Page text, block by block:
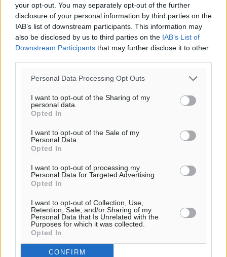
your opt-out. You may separately opt-out of the further
disclosure of your personal information by third parties on the
IAB’s list of downstream participants. This information may
also be disclosed by us to third parties on the IAB’s List of
Downstream Participants that may further disclose it to other
Personal Data Processing Opt Outs
I want to opt-out of the Sharing of my
personal data.
Opted In
I want to opt-out of the Sale of my
Personal Data.
Opted In
I want to opt-out of processing my
Personal Data for Targeted Advertising.
Opted In
I want to opt-out of Collection, Use,
Retention, Sale, and/or Sharing of my
Personal Data that Is Unrelated with the
Purposes for which it was collected.
Opted In
CONFIRM
μειωμένους συντελεστές ΦΠΑ
Χαρδούβελη εξαπέλυσε ο εκπρόσωπος των
Ανεξάρτητων Ελλήνων Τέρενς Κουίκ από το βήμα της
Βουλής λέγοντάς του:«Κύριε Υπουργέ, είχατε ...
06.08.14, 18:06